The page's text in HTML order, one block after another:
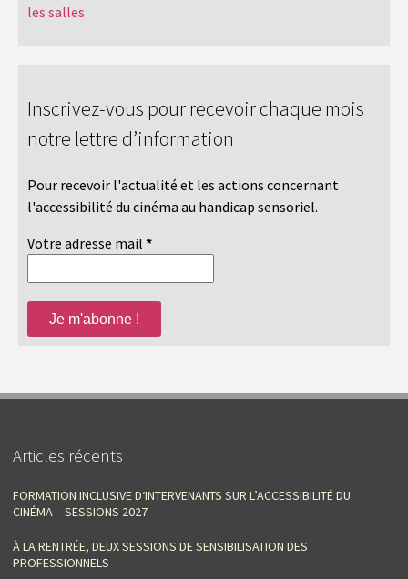
les salles
Inscrivez-vous pour recevoir chaque mois
notre lettre d’information
Pour recevoir l'actualité et les actions concernant
l'accessibilité du cinéma au handicap sensoriel.
Votre adresse mail *
Articles récents
FORMATION INCLUSIVE D‘INTERVENANTS SUR L’ACCESSIBILITÉ DU
CINÉMA – SESSIONS 2027
À LA RENTRÉE, DEUX SESSIONS DE SENSIBILISATION DES
PROFESSIONNELS